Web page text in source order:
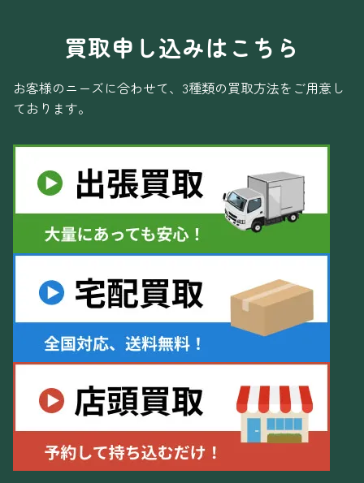
買取申し込みはこちら
お客様のニーズに合わせて、3種類の買取方法をご用意し
ております。